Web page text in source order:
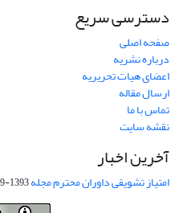
دسترسی سریع
صفحه اصلی
درباره نشریه
اعضای هیات تحریریه
ارسال مقاله
تماس با ما
نقشه سایت
آخرین اخبار
امتیاز تشویقی داوران محترم مجله1393-09-01